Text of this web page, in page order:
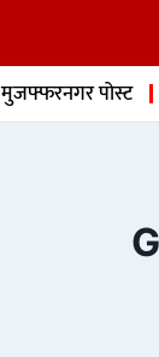
मुजफ्फरनगर पोस्ट